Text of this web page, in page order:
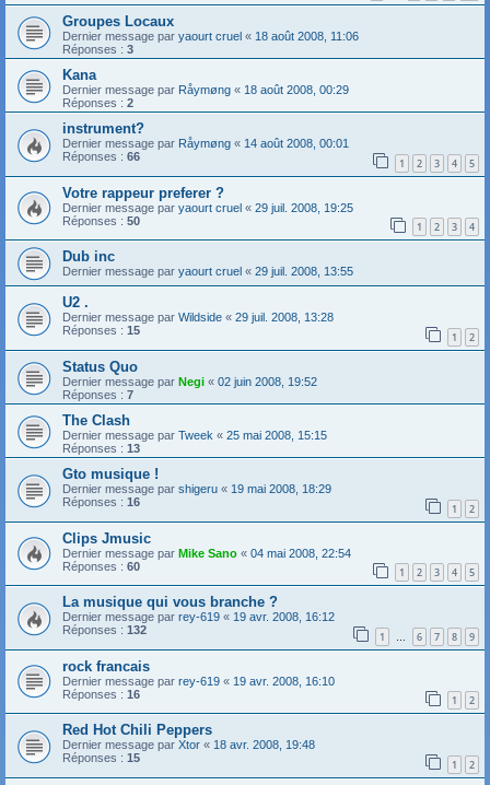
Groupes Locaux
Dernier message par yaourt cruel « 18 août 2008, 11:06
Réponses : 3
Kana
Dernier message par Råymøng « 18 août 2008, 00:29
Réponses : 2
instrument?
Dernier message par Råymøng « 14 août 2008, 00:01
Réponses : 66 1 2 3 4 5
Votre rappeur preferer ?
Dernier message par yaourt cruel « 29 juil. 2008, 19:25
Réponses : 50 1 2 3 4
Dub inc
Dernier message par yaourt cruel « 29 juil. 2008, 13:55
U2 .
Dernier message par Wildside « 29 juil. 2008, 13:28
Réponses : 15 1 2
Status Quo
Dernier message par Negi « 02 juin 2008, 19:52
Réponses : 7
The Clash
Dernier message par Tweek « 25 mai 2008, 15:15
Réponses : 13
Gto musique !
Dernier message par shigeru « 19 mai 2008, 18:29
Réponses : 16 1 2
Clips Jmusic
Dernier message par Mike Sano « 04 mai 2008, 22:54
Réponses : 60 1 2 3 4 5
La musique qui vous branche ?
Dernier message par rey-619 « 19 avr. 2008, 16:12
Réponses : 132 1 … 6 7 8 9
rock francais
Dernier message par rey-619 « 19 avr. 2008, 16:10
Réponses : 16 1 2
Red Hot Chili Peppers
Dernier message par Xtor « 18 avr. 2008, 19:48
Réponses : 15 1 2